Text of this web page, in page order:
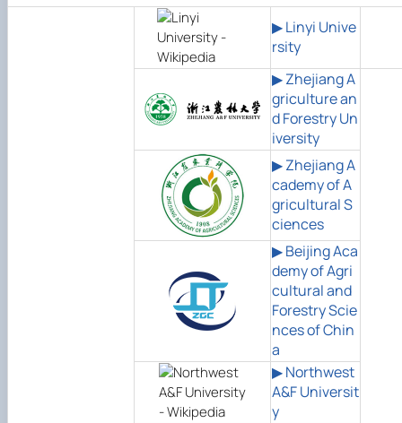
▶ Linyi Unive
rsity
▶ Zhejiang A
griculture an
d Forestry Un
iversity
▶ Zhejiang A
cademy of A
gricultural S
ciences
▶ Beijing Aca
demy of Agri
cultural and
Forestry Scie
nces of Chin
a
▶ Northwest
A&F Universit
y